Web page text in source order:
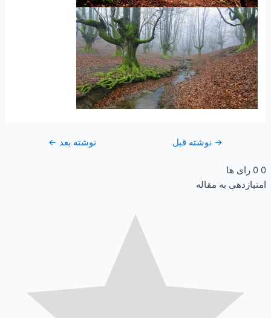
→ نوشته قبل نوشته بعد ←
0
0 رای ها
امتیازدهی به مقاله